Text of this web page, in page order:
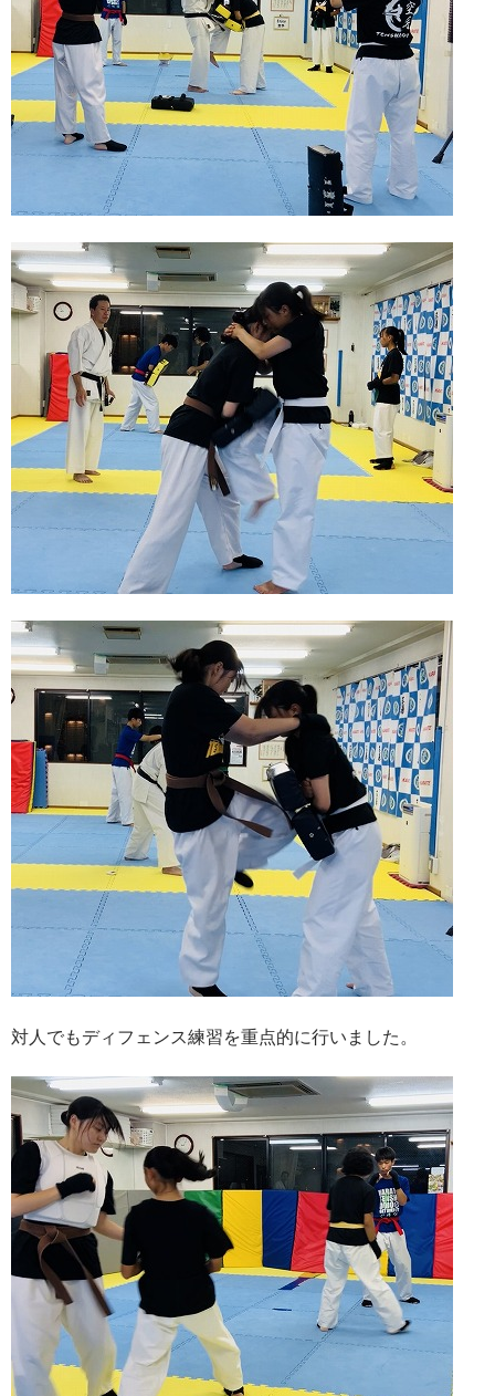
対人でもディフェンス練習を重点的に行いました。